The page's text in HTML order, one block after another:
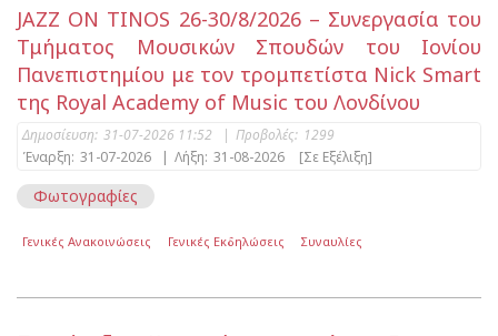
JAZZ ON TINOS 26-30/8/2026 – Συνεργασία του
Τμήματος Μουσικών Σπουδών του Ιονίου
Πανεπιστημίου με τον τρομπετίστα Nick Smart
της Royal Academy of Music του Λονδίνου
Δημοσίευση: 31-07-2026 11:52 | Προβολές: 1299
Έναρξη: 31-07-2026 | Λήξη: 31-08-2026 [Σε Εξέλιξη]
Φωτογραφίες
Γενικές Ανακοινώσεις Γενικές Εκδηλώσεις Συναυλίες